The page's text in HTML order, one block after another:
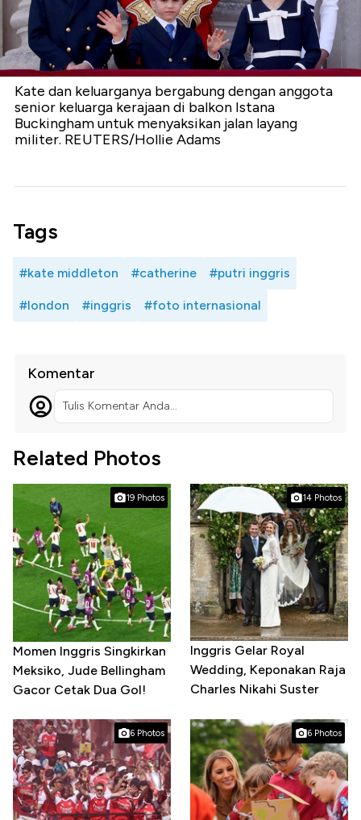
Kate dan keluarganya bergabung dengan anggota
senior keluarga kerajaan di balkon Istana
Buckingham untuk menyaksikan jalan layang
militer. REUTERS/Hollie Adams
Tags
#kate middleton #catherine #putri inggris
#london #inggris #foto internasional
Komentar
Tulis Komentar Anda...
Related Photos
19 Photos
Momen Inggris Singkirkan
Meksiko, Jude Bellingham
Gacor Cetak Dua Gol!
14 Photos
Inggris Gelar Royal
Wedding, Keponakan Raja
Charles Nikahi Suster
6 Photos 6 Photos